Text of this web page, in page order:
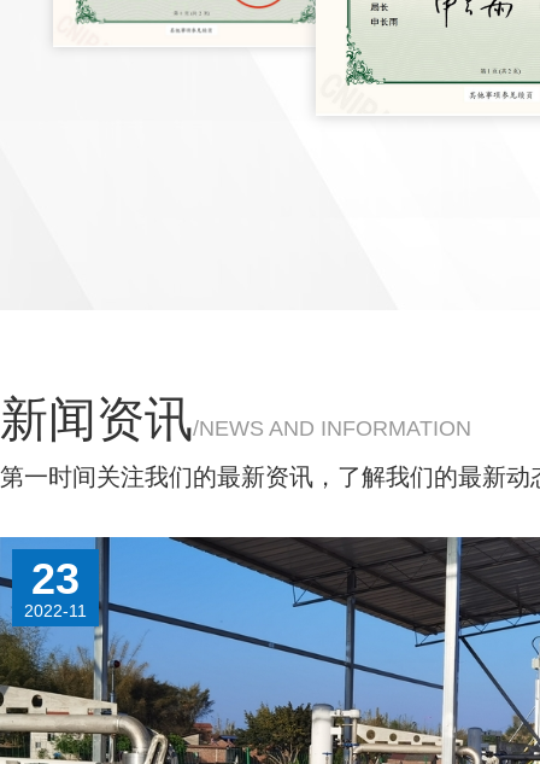
新闻资讯/NEWS AND INFORMATION
第一时间关注我们的最新资讯，了解我们的最新动
22
2023-05